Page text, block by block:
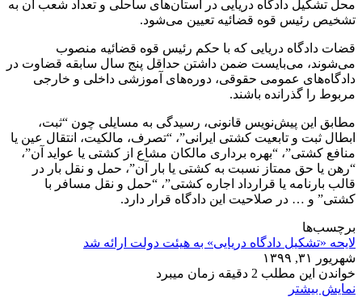
محل تشکیل دادگاه دریایی در استان‌های ساحلی و تعداد شعب آن به
تشخیص رئیس قوه قضائیه تعیین می‌شود.
قضات دادگاه دریایی که با حکم رئیس قوه قضائیه منصوب
می‌شوند، می‌بایست ضمن داشتن حداقل پنج سال سابقه قضاوت در
دادگاه‌های عمومی حقوقی، دوره‌های آموزشی داخلی و خارجی
مربوط را گذرانده باشند.
مطابق این پیش‌نویس قانونی، رسیدگی به مسایلی چون “ثبت،
ابطال ثبت و تابعیت کشتی ایرانی”، “تصرف، مالکیت، انتقال عین یا
منافع کشتی”، “بهره برداری مالکان مشاع از کشتی یا عواید آن”،
“رهن یا حق ممتاز نسبت به کشتی یا بار آن”، حمل و نقل بار در
قالب بارنامه یا قرارداد اجاره کشتی”، “حمل و نقل مسافر با
کشتی” و … در صلاحیت این دادگاه قرار دارد.
برچسب‌ها
لایحه «تشکیل دادگاه دریایی» به هیئت دولت ارائه شد
شهریور ۳۱, ۱۳۹۹
خواندن این مطلب 2 دقیقه زمان میبرد
نمایش بیشتر